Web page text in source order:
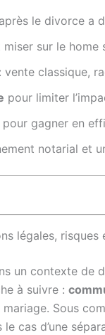
le divorce a
miser sur le home
: vente classique,
pour limiter
pour gagner en
notarial et
légales, risques
un contexte
à suivre :
Sous
cas d’une